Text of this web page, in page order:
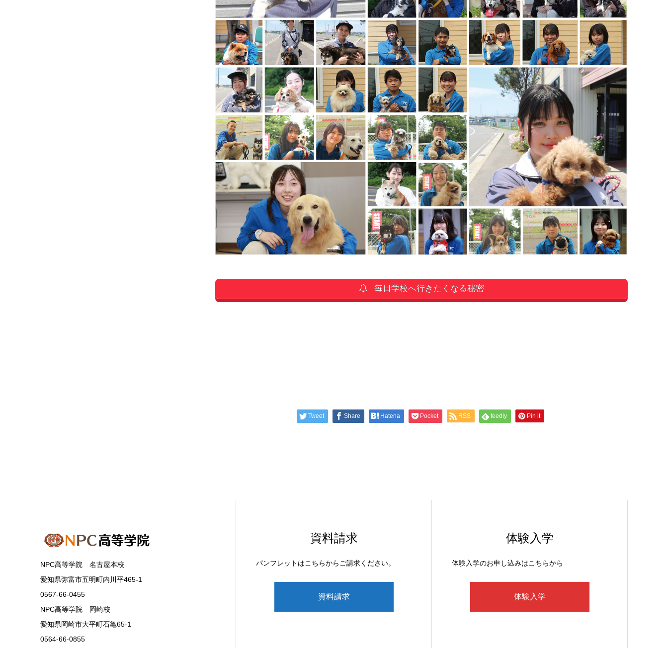
毎日学校へ行きたくなる秘密
Tweet Share Hatena Pocket RSS feedly Pin it
NPC高等学院 名古屋本校
愛知県弥富市五明町内川平465-1
0567-66-0455
NPC高等学院 岡崎校
愛知県岡崎市大平町石亀65-1
0564-66-0855
資料請求
パンフレットはこちらからご請求ください。
資料請求
体験入学
体験入学のお申し込みはこちらから
体験入学